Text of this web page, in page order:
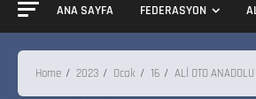
ANA SAYFA FEDERASYON
Home 2023 Ocak 16 ALİ OTO